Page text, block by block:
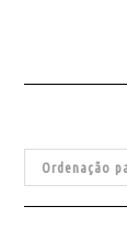
Ordenação